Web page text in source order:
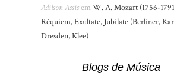
Adilson AssisemW. A. Mozart (1756-
Réquiem, Exultate, Jubilate (Berliner,
Dresden, Klee)
Blogs de Música